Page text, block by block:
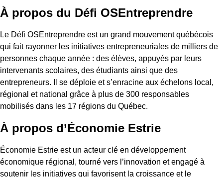
À propos du Défi OSEntreprendre
Le Défi OSEntreprendre est un grand mouvement québécois
qui fait rayonner les initiatives entrepreneuriales de milliers de
personnes chaque année : des élèves, appuyés par leurs
intervenants scolaires, des étudiants ainsi que des
entrepreneurs. Il se déploie et s’enracine aux échelons local,
régional et national grâce à plus de 300 responsables
mobilisés dans les 17 régions du Québec.
À propos d’Économie Estrie
Économie Estrie est un acteur clé en développement
économique régional, tourné vers l’innovation et engagé à
soutenir les initiatives qui favorisent la croissance et le